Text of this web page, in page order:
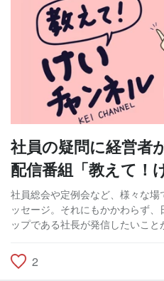
社員の疑問に経営者
配信番組「教えて！
社員総会や定例会など、様々な
ッセージ。それにもかかわらず
ップである社長が発信したいこと
2